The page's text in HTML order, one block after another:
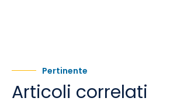
Pertinente
Articoli correlati